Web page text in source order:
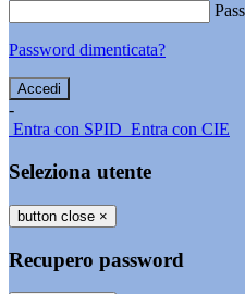
Password dimenticata?
-
Entra con SPID Entra con CIE
Seleziona utente
button close ×
Recupero password